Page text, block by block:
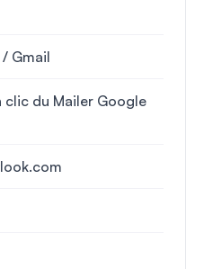
Gmail
clic du Mailer Google